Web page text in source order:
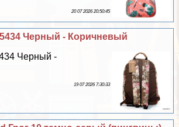
20 07 2026 20:50:45
Черный - Коричневый
Черный -
19 07 2026 7:30:33